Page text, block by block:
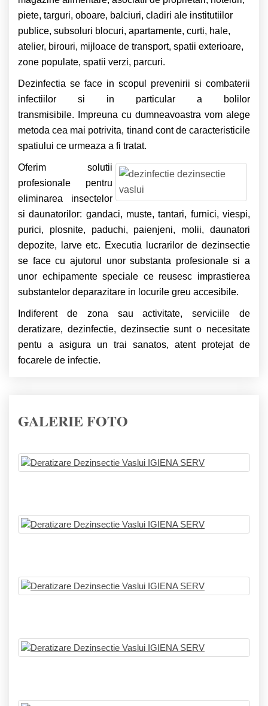
piete, targuri, oboare, balciuri, cladiri ale institutiilor
publice, subsoluri blocuri, apartamente, curti, hale,
atelier, birouri, mijloace de transport, spatii exterioare,
zone populate, spatii verzi, parcuri.
Dezinfectia se face in scopul prevenirii si combaterii
infectiilor si in particular a bolilor
transmisibile. Impreuna cu dumneavoastra vom alege
metoda cea mai potrivita, tinand cont de caracteristicile
spatiului ce urmeaza a fi tratat.
Oferim solutii
profesionale pentru
eliminarea insectelor
si daunatorilor: gandaci, muste, tantari, furnici, viespi,
purici, plosnite, paduchi, paienjeni, molii, daunatori
depozite, larve etc. Executia lucrarilor de dezinsectie
se face cu ajutorul unor substanta profesionale si a
unor echipamente speciale ce reusesc imprastierea
substantelor deparazitare in locurile greu accesibile.
Indiferent de zona sau activitate, serviciile de
deratizare, dezinfectie, dezinsectie sunt o necesitate
pentu a asigura un trai sanatos, atent protejat de
focarele de infectie.
GALERIE FOTO